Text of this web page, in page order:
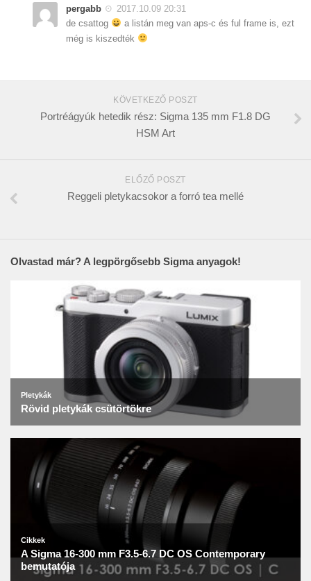
pergabb
2017.10.09 20:31
de csattog
a listán meg van aps-c és ful frame is, ezt
még is kiszedték
KÖVETKEZŐ POSZT
Portréágyúk hetedik rész: Sigma 135 mm F1.8 DG
HSM Art
ELŐZŐ POSZT
Reggeli pletykacsokor a forró tea mellé
Olvastad már? A legpörgősebb Sigma anyagok!